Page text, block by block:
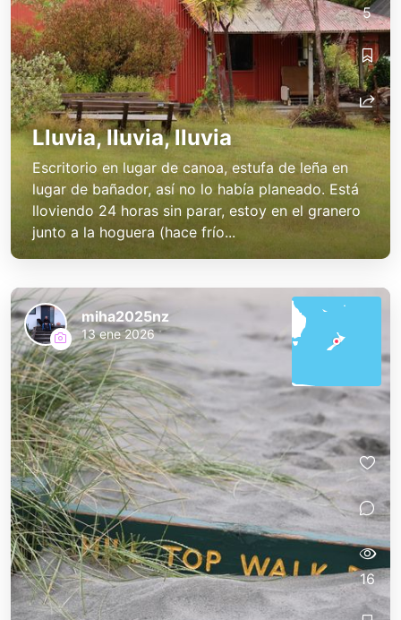
Lluvia, lluvia, lluvia
Escritorio en lugar de canoa, estufa de leña en
lugar de bañador, así no lo había planeado. Está
lloviendo 24 horas sin parar, estoy en el granero
junto a la hoguera (hace frío...
5
miha2025nz
13 ene 2026
16